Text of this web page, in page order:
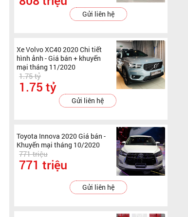
Gửi liên hệ
Xe Volvo XC40 2020 Chi tiết
hình ảnh - Giá bán + khuyến
mại tháng 11/2020
1.75 tỷ
1.75 tỷ
Gửi liên hệ
Toyota Innova 2020 Giá bán -
Khuyến mại tháng 10/2020
771 triệu
771 triệu
Gửi liên hệ